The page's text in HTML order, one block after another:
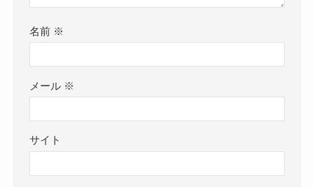
名前 ※
メール ※
サイト